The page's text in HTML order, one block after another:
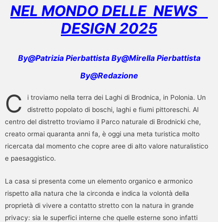
NEL MONDO DELLE NEWS
DESIGN2025
By@Patrizia Pierbattista By@Mirella Pierbattista
By@Redazione
C
i troviamo nella terra dei Laghi di Brodnica, in Polonia. Un
distretto popolato di boschi, laghi e fiumi pittoreschi. Al
centro del distretto troviamo il Parco naturale di Brodnicki che,
creato ormai quaranta anni fa, è oggi una meta turistica molto
ricercata dal momento che copre aree di alto valore naturalistico
e paesaggistico.
La casa si presenta come un elemento organico e armonico
rispetto alla natura che la circonda e indica la volontà della
proprietà di vivere a contatto stretto con la natura in grande
privacy: sia le superfici interne che quelle esterne sono infatti